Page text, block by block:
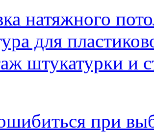
натяжного
для
штукатурки и
при